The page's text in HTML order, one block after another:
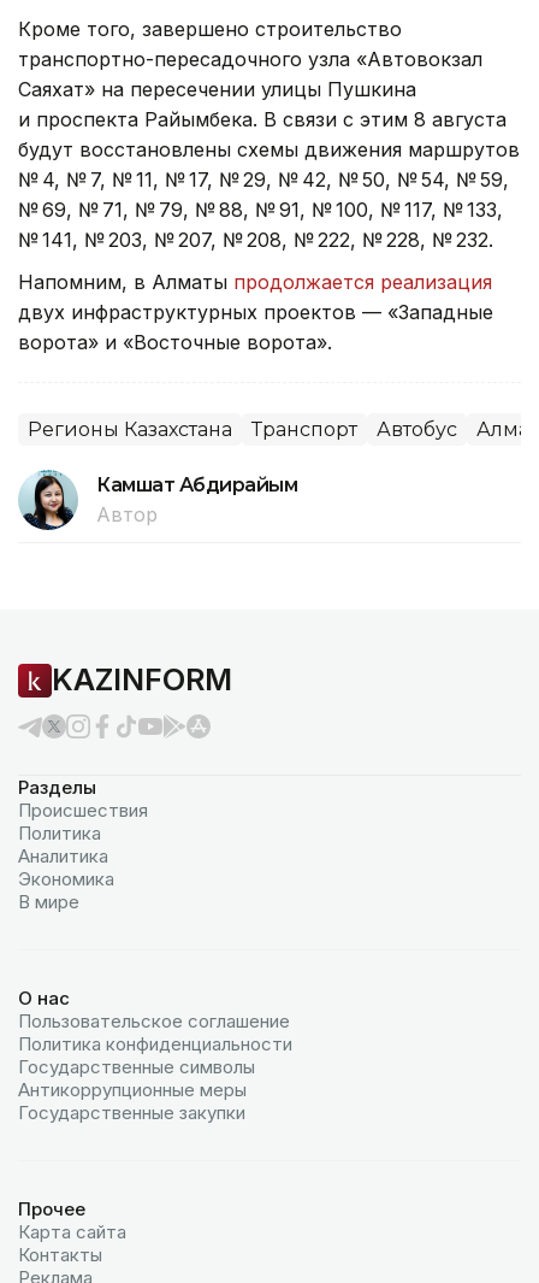
Кроме того, завершено строительство
транспортно-пересадочного узла «Автовокзал
Саяхат» на пересечении улицы Пушкина
и проспекта Райымбека. В связи с этим 8 августа
будут восстановлены схемы движения маршрутов
№ 4, № 7, № 11, № 17, № 29, № 42, № 50, № 54, № 59,
№ 69, № 71, № 79, № 88, № 91, № 100, № 117, № 133,
№ 141, № 203, № 207, № 208, № 222, № 228, № 232.
Напомним, в Алматы продолжается реализация
двух инфраструктурных проектов — «Западные
ворота» и «Восточные ворота».
Регионы Казахстана Транспорт Автобус
Камшат Абдирайым
Автор
KAZINFORM
Разделы
Происшествия
Политика
Аналитика
Экономика
В мире
О нас
Пользовательское соглашение
Политика конфиденциальности
Государственные символы
Антикоррупционные меры
Государственные закупки
Прочее
Карта сайта
Контакты
Реклама